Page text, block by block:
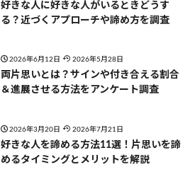
好きな人に好きな人がいるときどうす
る？近づくアプローチや諦め方を調査
2026年6月12日 2026年5月28日
両片思いとは？サインや付き合える割合
＆進展させる方法をアンケート調査
2026年3月20日 2026年7月21日
好きな人を諦める方法11選！片思いを諦
めるタイミングとメリットを解説